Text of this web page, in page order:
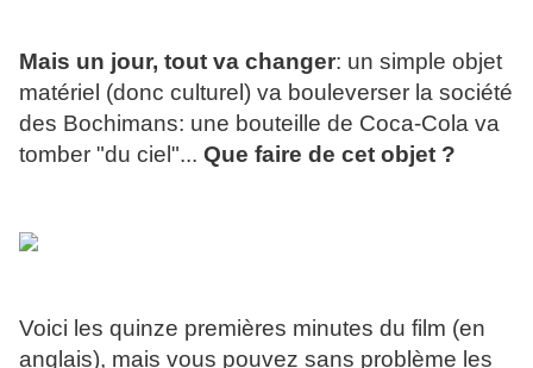
Mais un jour, tout va changer: un simple objet
matériel (donc culturel) va bouleverser la société
des Bochimans: une bouteille de Coca-Cola va
tomber "du ciel"... Que faire de cet objet ?
Voici les quinze premières minutes du film (en
anglais), mais vous pouvez sans problème les